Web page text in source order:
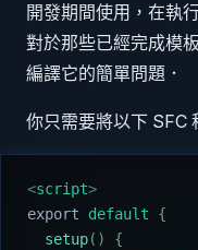
開發期間使用，在執
對於那些已經完成模
編譯它的簡單問題．
你只需要將以下 SFC
<script>
export default {
  setup
()
{